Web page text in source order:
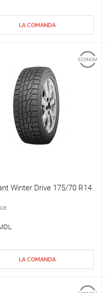
LA COMANDA
Winter Drive 175/70 R14
LA COMANDA